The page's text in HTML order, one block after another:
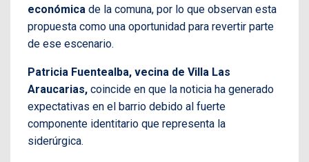
económica de la comuna, por lo que observan esta
propuesta como una oportunidad para revertir parte
de ese escenario.
Patricia Fuentealba, vecina de Villa Las
Araucarias, coincide en que la noticia ha generado
expectativas en el barrio debido al fuerte
componente identitario que representa la
siderúrgica.